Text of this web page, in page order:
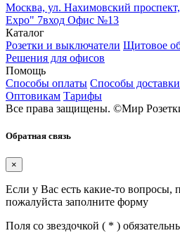
Москва, ул. Нахимовский
Expo" 7вход Офис №13
Каталог
Розетки и выключатели Щитовое
Решения для офисов
Помощь
Способы оплаты Способы доставки
Оптовикам Тарифы
Все права защищены. ©Мир
Обратная связь
×
Если у Вас есть какие-то
пожалуйста заполните форму
Поля со звездочкой ( * )